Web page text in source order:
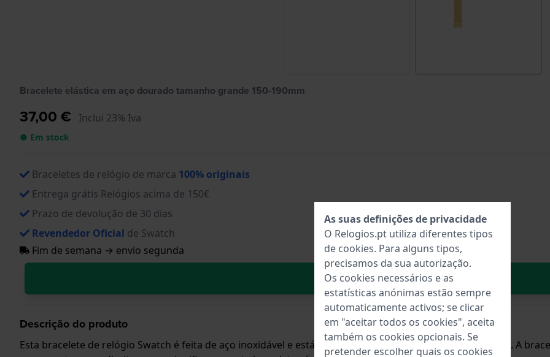
Bracelete elástica em aço dourado tamanho grande 150-190mm
37,00 € Inclui 23% Iva
● Em stock
Braceletes de relógio de marca 100% originais
Entrega grátis Relógios acima de 150€
Prazo de devolução de 30 dias
Revendedor Oficial de Swatch
Fim de semana → envio segunda
No carrinho
Descrição do produto
Esta bracelete de relógio Swatch é feita de aço inoxidável e está fixada ao relógio através de pinos em aço. A
As suas definições de privacidade
O Relogios.pt utiliza diferentes tipos
de cookies. Para alguns tipos,
precisamos da sua autorização.
Os cookies necessários e as
estatísticas anónimas estão sempre
automaticamente activos; se clicar
em "aceitar todos os cookies", aceita
também os cookies opcionais. Se
pretender escolher quais os cookies